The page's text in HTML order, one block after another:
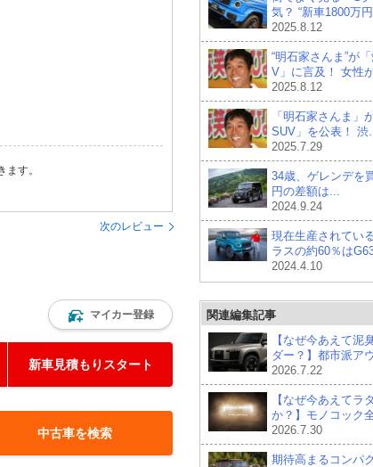
す。
次のレビュー
マイカー登録
新車見積もりスタート
中古車を検索
気？ “新車1800万
2025.8.12
“明石家さんま”が
V」に言及！ 女性
2025.8.12
「明石家さんま」
SUV」を公表！ 渋
2025.7.29
34歳、ゲレンデを
円の差額は...
2024.9.24
現在生産されてい
ラスの約60％は
2024.4.10
関連編集記事
【なぜ今あえて泥
ダー？】都市派ア
2026.7.22
【なぜ今あえてラ
か？】モノコック
2026.7.30
期待高まるコンパ